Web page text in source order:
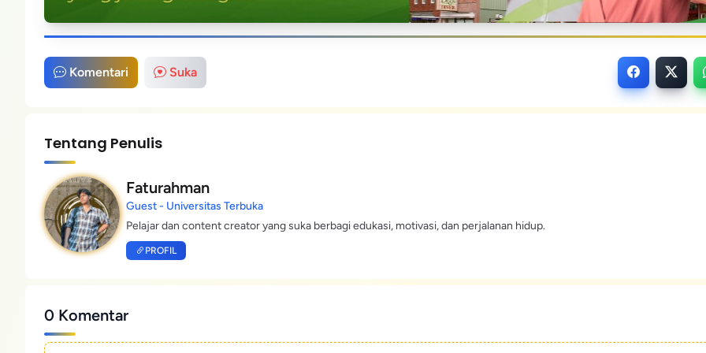
Komentari Suka
Tentang Penulis
Faturahman
Guest - Universitas Terbuka
Pelajar dan content creator yang suka berbagi edukasi, motivasi, dan perjalanan hidup.
PROFIL
0 Komentar